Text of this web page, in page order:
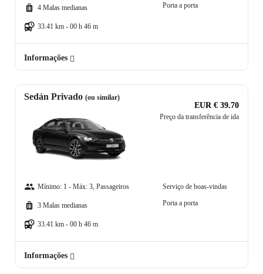
4 Malas medianas
33.41 km - 00 h 46 m
Porta a porta
Informações
Sedán Privado (ou similar)
EUR € 39.70
Preço da transferência de ida
Mínimo: 1 - Máx: 3, Passageiros
3 Malas medianas
33.41 km - 00 h 46 m
Serviço de boas-vindas
Porta a porta
Informações